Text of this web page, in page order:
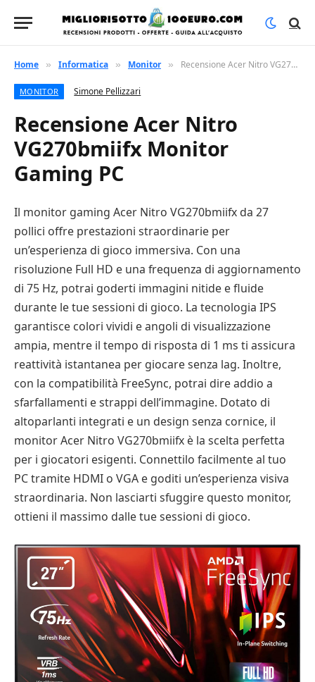
Home » Informatica » Monitor » Recensione Acer Nitro VG270bmiifx Monitor Gaming PC
MONITOR Simone Pellizzari
Recensione Acer Nitro
VG270bmiifx Monitor
Gaming PC
Il monitor gaming Acer Nitro VG270bmiifx da 27
pollici offre prestazioni straordinarie per
un’esperienza di gioco immersiva. Con una
risoluzione Full HD e una frequenza di aggiornamento
di 75 Hz, potrai goderti immagini nitide e fluide
durante le tue sessioni di gioco. La tecnologia IPS
garantisce colori vividi e angoli di visualizzazione
ampia, mentre il tempo di risposta di 1 ms ti assicura
reattività istantanea per giocare senza lag. Inoltre,
con la compatibilità FreeSync, potrai dire addio a
sfarfallamenti e strappi dell’immagine. Dotato di
altoparlanti integrati e un design senza cornice, il
monitor Acer Nitro VG270bmiifx è la scelta perfetta
per i giocatori esigenti. Connettilo facilmente al tuo
PC tramite HDMI o VGA e goditi un’esperienza visiva
straordinaria. Non lasciarti sfuggire questo monitor,
ottieni il massimo dalle tue sessioni di gioco.